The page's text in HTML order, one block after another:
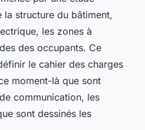
structure du bâtiment,
les zones à
des occupants. Ce
le cahier des charges
moment-là que sont
communication, les
sont dessinés les